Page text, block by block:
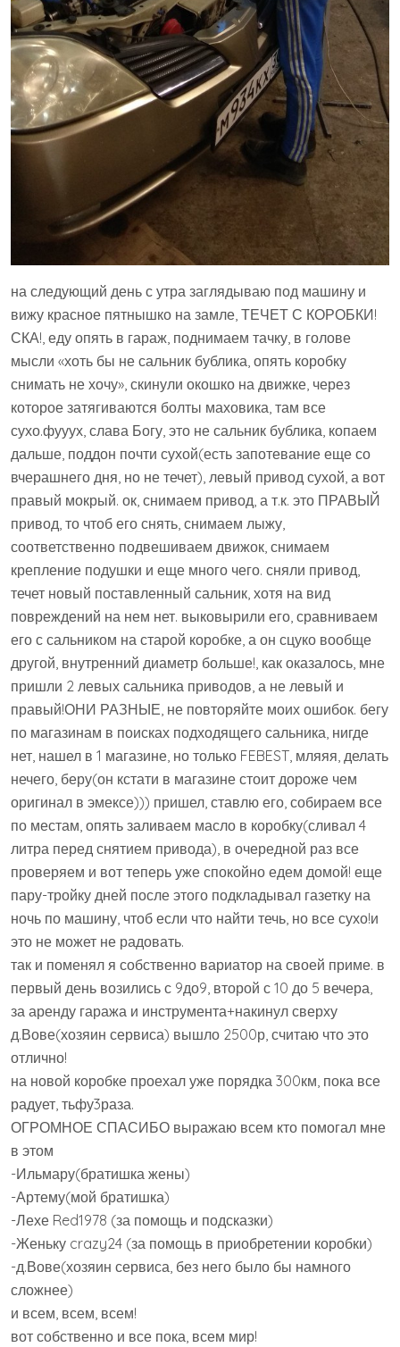
на следующий день с утра заглядываю под машину и
вижу красное пятнышко на замле, ТЕЧЕТ С КОРОБКИ!
СКА!, еду опять в гараж, поднимаем тачку, в голове
мысли «хоть бы не сальник бублика, опять коробку
снимать не хочу», скинули окошко на движке, через
которое затягиваются болты маховика, там все
сухо.фууух, слава Богу, это не сальник бублика, копаем
дальше, поддон почти сухой(есть запотевание еще со
вчерашнего дня, но не течет), левый привод сухой, а вот
правый мокрый. ок, снимаем привод, а т.к. это ПРАВЫЙ
привод, то чтоб его снять, снимаем лыжу,
соответственно подвешиваем движок, снимаем
крепление подушки и еще много чего. сняли привод,
течет новый поставленный сальник, хотя на вид
повреждений на нем нет. выковырили его, сравниваем
его с сальником на старой коробке, а он сцуко вообще
другой, внутренний диаметр больше!, как оказалось, мне
пришли 2 левых сальника приводов, а не левый и
правый!ОНИ РАЗНЫЕ, не повторяйте моих ошибок. бегу
по магазинам в поисках подходящего сальника, нигде
нет, нашел в 1 магазине, но только FEBEST, мляяя, делать
нечего, беру(он кстати в магазине стоит дороже чем
оригинал в эмексе))) пришел, ставлю его, собираем все
по местам, опять заливаем масло в коробку(сливал 4
литра перед снятием привода), в очередной раз все
проверяем и вот теперь уже спокойно едем домой! еще
пару-тройку дней после этого подкладывал газетку на
ночь по машину, чтоб если что найти течь, но все сухо!и
это не может не радовать.
так и поменял я собственно вариатор на своей приме. в
первый день возились с 9до9, второй с 10 до 5 вечера,
за аренду гаража и инструмента+накинул сверху
д.Вове(хозяин сервиса) вышло 2500р, считаю что это
отлично!
на новой коробке проехал уже порядка 300км, пока все
радует, тьфу3раза.
ОГРОМНОЕ СПАСИБО выражаю всем кто помогал мне
в этом
-Ильмару(братишка жены)
-Артему(мой братишка)
-Лехе Red1978 (за помощь и подсказки)
-Женьку crazy24 (за помощь в приобретении коробки)
-д.Вове(хозяин сервиса, без него было бы намного
сложнее)
и всем, всем, всем!
вот собственно и все пока, всем мир!